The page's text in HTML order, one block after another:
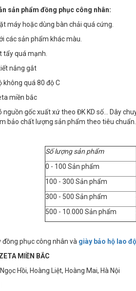
sản phẩm đồng phục công nhân:
máy hoặc dùng bàn chải quá cứng.
các sản phẩm khác màu.
tẩy quá mạnh.
nắng gắt
không quá 80 độ C
miền bắc
nguồn gốc xuất xứ theo ĐK KD số… Dây
bảo chất lượng sản phẩm theo tiêu chuẩn.
Số lượng sản phẩm
0 - 100 Sản phẩm
100 - 300 Sản phẩm
300 - 500 Sản phẩm
500 - 10.000 Sản phẩm
phục công nhân và giày bảo hộ lao
MIỀN BẮC
Hoàng Liệt, Hoàng Mai, Hà Nội